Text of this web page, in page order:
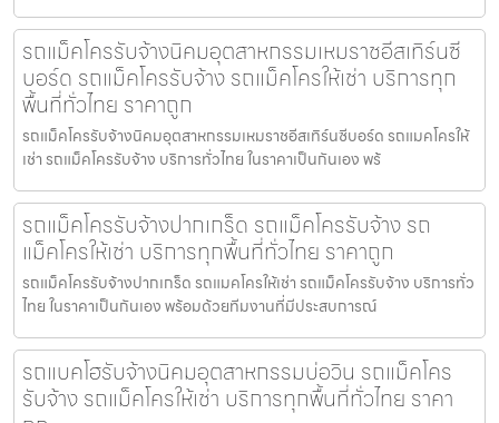
รถแม็คโครรับจ้างนิคมอุตสาหกรรมเหมราชอีสเทิร์นซี
บอร์ด รถแม็คโครรับจ้าง รถแม็คโครให้เช่า บริการทุก
พื้นที่ทั่วไทย ราคาถูก
รถแม็คโครรับจ้างนิคมอุตสาหกรรมเหมราชอีสเทิร์นซีบอร์ด รถแมคโครให้
เช่า รถแม็คโครรับจ้าง บริการทั่วไทย ในราคาเป็นกันเอง พร้
รถแม็คโครรับจ้างปากเกร็ด รถแม็คโครรับจ้าง รถ
แม็คโครให้เช่า บริการทุกพื้นที่ทั่วไทย ราคาถูก
รถแม็คโครรับจ้างปากเกร็ด รถแมคโครให้เช่า รถแม็คโครรับจ้าง บริการทั่ว
ไทย ในราคาเป็นกันเอง พร้อมด้วยทีมงานที่มีประสบการณ์
รถแบคโฮรับจ้างนิคมอุตสาหกรรมบ่อวิน รถแม็คโคร
รับจ้าง รถแม็คโครให้เช่า บริการทุกพื้นที่ทั่วไทย ราคา